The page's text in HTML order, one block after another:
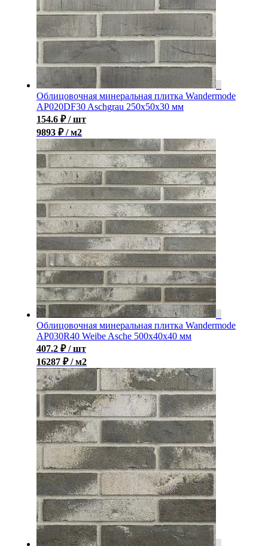
Облицовочная минеральная плитка Wandermode
AP020DF30 Aschgrau 250x50x30 мм
154.6 ₽ / шт
9893 ₽ / м2
Облицовочная минеральная плитка Wandermode
AP030R40 Weibe Asche 500x40x40 мм
407.2 ₽ / шт
16287 ₽ / м2